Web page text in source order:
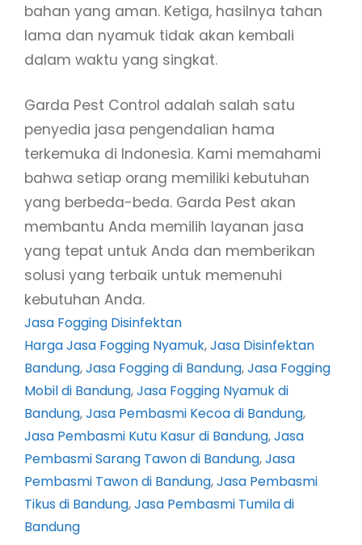
bahan yang aman. Ketiga, hasilnya tahan
lama dan nyamuk tidak akan kembali
dalam waktu yang singkat.
Garda Pest Control adalah salah satu
penyedia jasa pengendalian hama
terkemuka di Indonesia. Kami memahami
bahwa setiap orang memiliki kebutuhan
yang berbeda-beda. Garda Pest akan
membantu Anda memilih layanan jasa
yang tepat untuk Anda dan memberikan
solusi yang terbaik untuk memenuhi
kebutuhan Anda.
Jasa Fogging Disinfektan
Harga Jasa Fogging Nyamuk, Jasa Disinfektan
Bandung, Jasa Fogging di Bandung, Jasa Fogging
Mobil di Bandung, Jasa Fogging Nyamuk di
Bandung, Jasa Pembasmi Kecoa di Bandung
Jasa Pembasmi Kutu Kasur di Bandung, Jasa
Pembasmi Sarang Tawon di Bandung, Jasa
Pembasmi Tawon di Bandung, Jasa Pembasmi
Tikus di Bandung, Jasa Pembasmi Tumila di
Bandung